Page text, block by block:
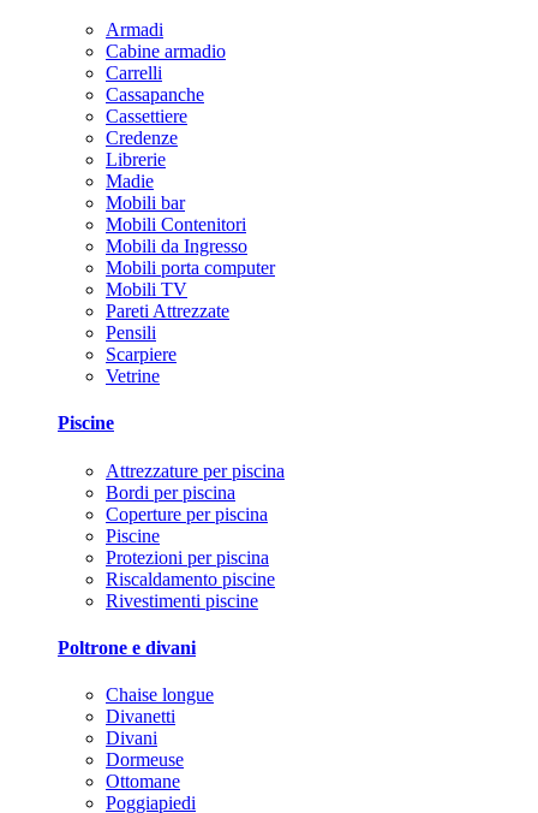
Armadi
Cabine armadio
Carrelli
Cassapanche
Cassettiere
Credenze
Librerie
Madie
Mobili bar
Mobili Contenitori
Mobili da Ingresso
Mobili porta computer
Mobili TV
Pareti Attrezzate
Pensili
Scarpiere
Vetrine
Piscine
Attrezzature per piscina
Bordi per piscina
Coperture per piscina
Piscine
Protezioni per piscina
Riscaldamento piscine
Rivestimenti piscine
Poltrone e divani
Chaise longue
Divanetti
Divani
Dormeuse
Ottomane
Poggiapiedi